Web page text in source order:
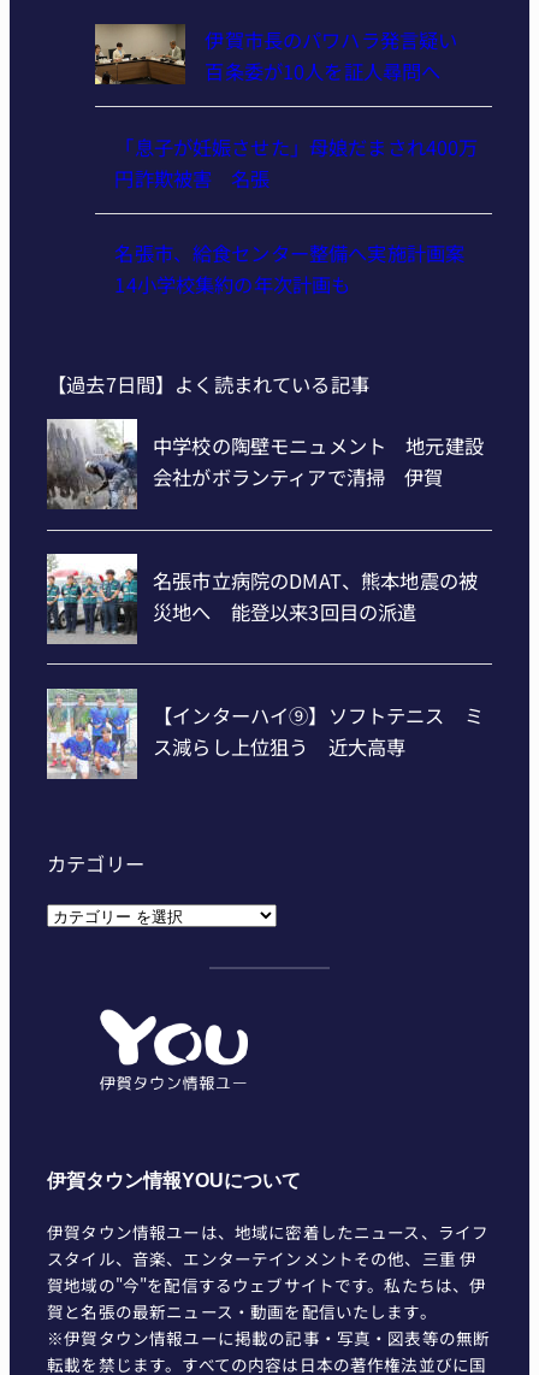
伊賀市長のパワハラ発言疑い
百条委が10人を証人尋問へ
「息子が妊娠させた」母娘だまされ400万
円詐欺被害 名張
名張市、給食センター整備へ実施計画案
14小学校集約の年次計画も
【過去7日間】よく読まれている記事
カテゴリー
カ
伊賀タウン情報YOUについて
伊賀タウン情報ユーは、地域に密着したニュース、ライフ
スタイル、音楽、エンターテインメントその他、三重 伊
賀地域の"今"を配信するウェブサイトです。私たちは、伊
賀と名張の最新ニュース・動画を配信いたします。
※伊賀タウン情報ユーに掲載の記事・写真・図表等の無断
転載を禁じます。すべての内容は日本の著作権法並びに国